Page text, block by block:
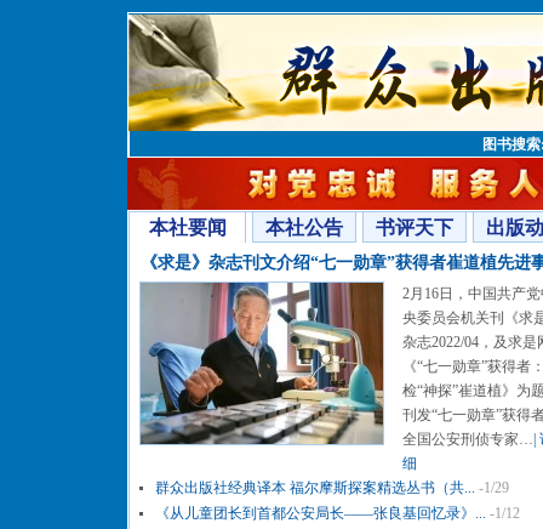
图书搜
本社要闻 本社公告 书评天下 出版
《求是》杂志刊文介绍“七一勋章”获得者崔道植先进
2月16日，中国共产
央委员会机关刊《求
杂志2022/04，及求是
《“七一勋章”获得者
检“神探”崔道植》为
刊发“七一勋章”获得
全国公安刑侦专家…
细
群众出版社经典译本 福尔摩斯探案精选丛书（共... -1/29
《从儿童团长到首都公安局长——张良基回忆录》... -1/12